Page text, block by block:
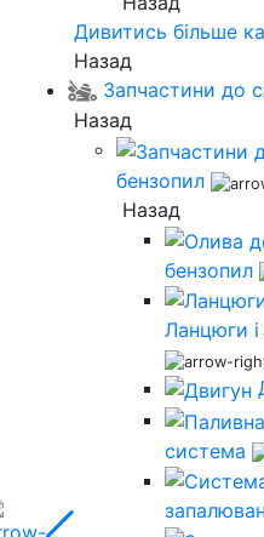
Дивитись більше
Назад
Запчастини до
Назад
бензопил
Назад
бензопил
Ланцюги
система